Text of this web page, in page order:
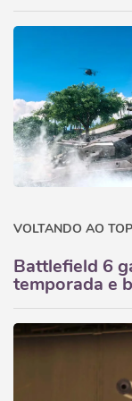
VOLTANDO AO
Battlefield 6
temporada e